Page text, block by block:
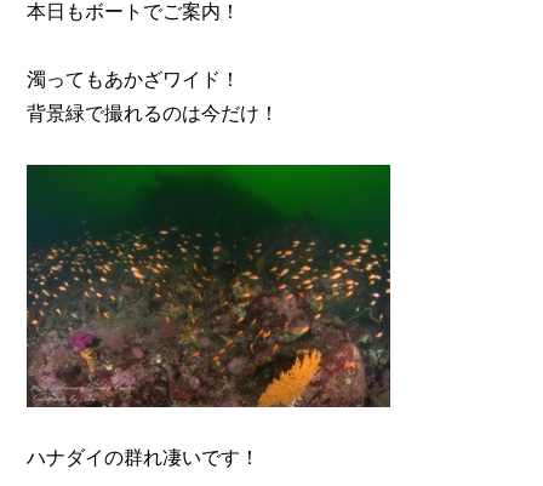
本日もボートでご案内！
濁ってもあかざワイド！
背景緑で撮れるのは今だけ！
ハナダイの群れ凄いです！